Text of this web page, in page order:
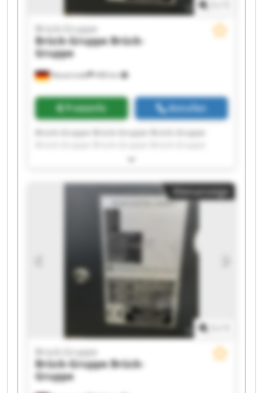
Neuenrade 498 km
Brück-Gruppe
Brück-GruppeBrück-
Gruppe
Preisinfo Anrufen
Brück-Gruppe Brück-Gruppe Brück-Gruppe
Brück-Gruppe Brück-Gruppe Brück-Gruppe
Brück-Gruppe Brück-Gruppe Brück-Gruppe
Brück-Gruppe Brück-Gruppe Brück-Gruppe
Brück-Gruppe Brück-Gruppe
Kleinanzeige
Brück-Gruppe
Brück-GruppeBrück-
Gruppe